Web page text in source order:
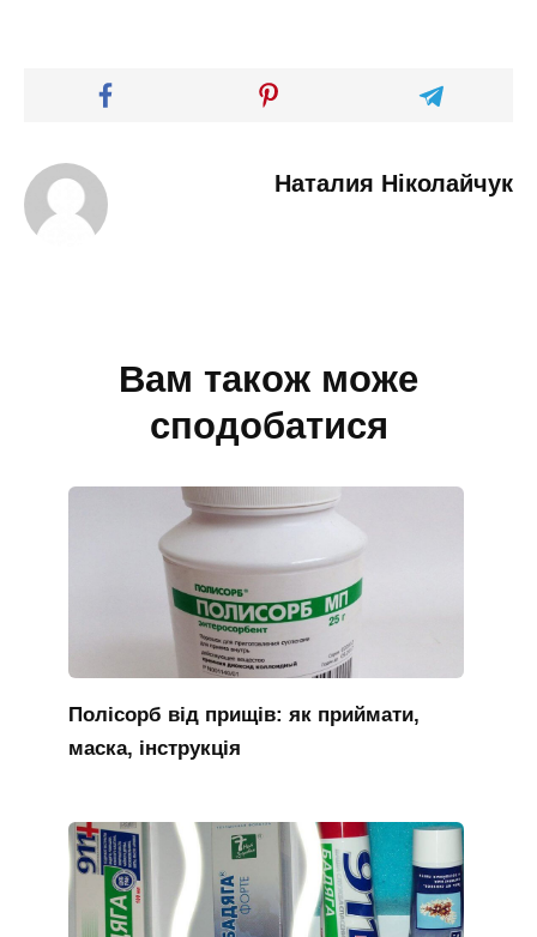
Наталия Ніколайчук
Вам також може
сподобатися
Полісорб від прищів: як приймати,
маска, інструкція